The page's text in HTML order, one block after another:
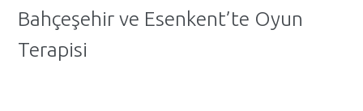
Bahçeşehir ve Esenkent’te Oyun
Terapisi